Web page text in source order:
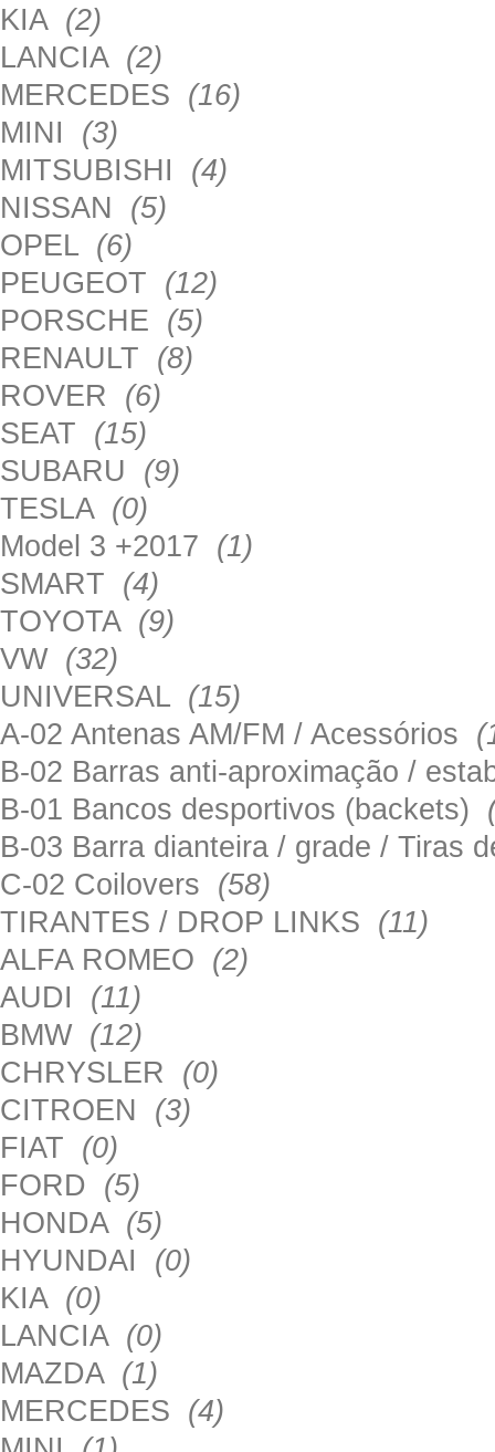
KIA (2)
LANCIA (2)
MERCEDES (16)
MINI (3)
MITSUBISHI (4)
NISSAN (5)
OPEL (6)
PEUGEOT (12)
PORSCHE (5)
RENAULT (8)
ROVER (6)
SEAT (15)
SUBARU (9)
TESLA (0)
Model 3 +2017 (1)
SMART (4)
TOYOTA (9)
VW (32)
UNIVERSAL (15)
A-02 Antenas AM/FM / Acessórios
B-02 Barras anti-aproximação /
B-01 Bancos desportivos (backets)
B-03 Barra dianteira / grade / Tiras
C-02 Coilovers (58)
TIRANTES / DROP LINKS (11)
ALFA ROMEO (2)
AUDI (11)
BMW (12)
CHRYSLER (0)
CITROEN (3)
FIAT (0)
FORD (5)
HONDA (5)
HYUNDAI (0)
KIA (0)
LANCIA (0)
MAZDA (1)
MERCEDES (4)